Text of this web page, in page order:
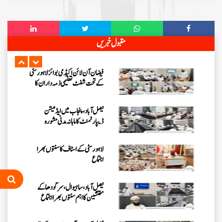
مقبول خبریں
مرکزی جامعۃ المدینہ لاہور میں ”
حلال فوڈ کورس “پر اہم بریفنگ
فیضان آن لائن اکیڈمی بوائز لاہور سٹی
کے تحت شفٹ تعلیمی ذمہ داران کا
فیصل آباد، پنجاب میں ایڈمیشن
ڈیپارٹمنٹ کا ماہانہ مدنی مشورہ
لاہور سٹی کے اسٹاف کا سنتوں بھرا
اجتماع
فیصل آباد، ساہیوال، سرگودھا کے
مفتشین کا اہم سنتوں بھرا اجتماع